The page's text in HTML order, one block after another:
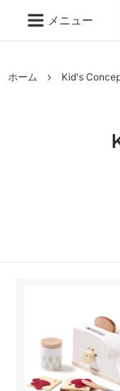
メニュー
ホーム Kid's